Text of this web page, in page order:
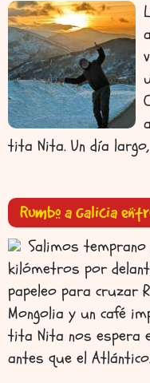
tita Nita. Un día
Rumbo a Galicia
Salimos temprano
kilómetros por
papeleo para cruzar
Mongolia y un café
tita Nita nos espera
antes que el